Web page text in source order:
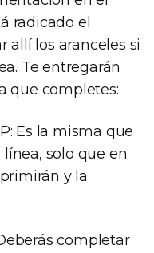
radicado el
allí los aranceles si
Te entregarán
que completes:
Es la misma que
solo que en
y la
completar